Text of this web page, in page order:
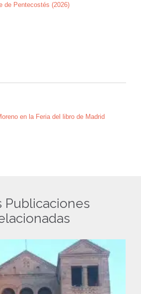
de Pentecostés (2026)
en la Feria del libro de Madrid
Publicaciones